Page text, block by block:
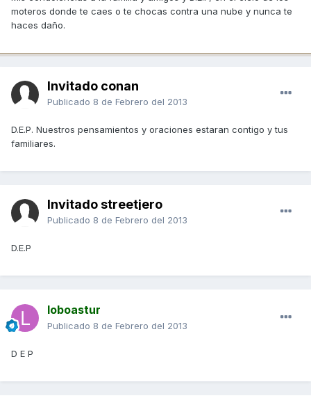
moteros donde te caes o te chocas contra una nube y nunca te
haces daño.
Invitado conan
Publicado 8 de Febrero del 2013
D.E.P. Nuestros pensamientos y oraciones estaran contigo y tus
familiares.
Invitado streetjero
Publicado 8 de Febrero del 2013
D.E.P
loboastur
Publicado 8 de Febrero del 2013
D E P